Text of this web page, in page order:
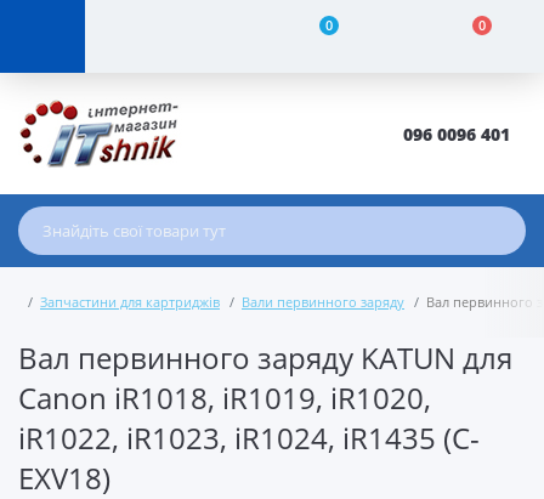
0 0
096 0096 401
Запчастини для картриджів Вали первинного заряду Вал первинного
Вал первинного заряду KATUN для
Canon iR1018, iR1019, iR1020,
iR1022, iR1023, iR1024, iR1435 (C-
EXV18)